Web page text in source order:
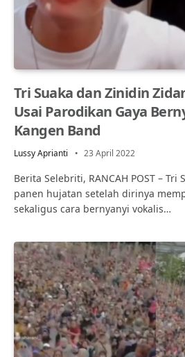
Tri Suaka dan Zinidin
Usai Parodikan Gaya
Kangen Band
Lussy Aprianti 23 April 2022
Berita Selebriti, RANCAH POST –
panen hujatan setelah dirinya
sekaligus cara bernyanyi vokalis…